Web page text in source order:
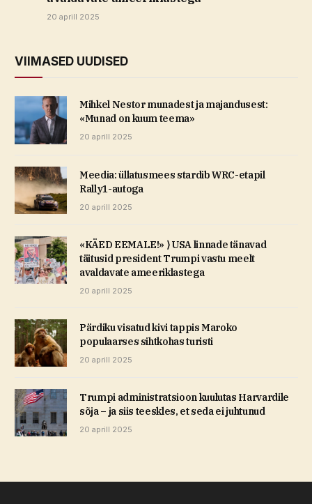
20 aprill 2025
VIIMASED UUDISED
Mihkel Nestor munadest ja majandusest:
«Munad on kuum teema»
20 aprill 2025
Meedia: üllatusmees stardib WRC-etapil
Rally1-autoga
20 aprill 2025
«KÄED EEMALE!» ⟩ USA linnade tänavad
täitusid president Trumpi vastu meelt
avaldavate ameeriklastega
20 aprill 2025
Pärdiku visatud kivi tappis Maroko
populaarses sihtkohas turisti
20 aprill 2025
Trumpi administratsioon kuulutas Harvardile
sõja – ja siis teeskles, et seda ei juhtunud
20 aprill 2025